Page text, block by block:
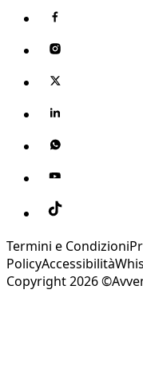
Termini e Condizioni
PolicyAccessibilità
Copyright 2026